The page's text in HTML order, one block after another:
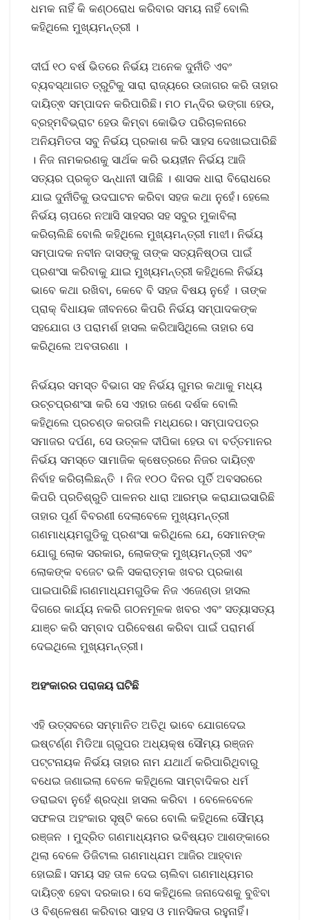
ଧମକ ନାହିଁ କି କଣ୍ଠରୋଧ କରିବାର ସମୟ ନାହିଁ ବୋଲି
କହିଥିଲେ ମୁଖ୍ୟମନ୍ତ୍ରୀ ।
ଦୀର୍ଘ ୧୦ ବର୍ଷ ଭିତରେ ନିର୍ଭୟ ଅନେକ ଦୁର୍ନୀତି ଏବଂ
ବ୍ୟବସ୍ଥାଗତ ତ୍ରୁଟିକୁ ସାରା ରାଜ୍ୟରେ ଉଜାଗର କରି ତାହାର
ଦାୟିତ୍ଵ ସମ୍ପାଦନ କରିପାରିଛି। ମଠ ମନ୍ଦିର ଭଙ୍ଗା ହେଉ,
ବ୍ରହ୍ମବିଭ୍ରାଟ ହେଉ କିମ୍ବା କୋଭିଡ ପରିଚାଳନାରେ
ଅନିୟମିତତା ସବୁ ନିର୍ଭୟ ପ୍ରକାଶ କରି ସାହସ ଦେଖାଇପାରିଛି
। ନିଜ ନାମକରଣକୁ ସାର୍ଥକ କରି ଭୟହୀନ ନିର୍ଭୟ ଆଜି
ସତ୍ୟର ପ୍ରକୃତ ସନ୍ଧାନୀ ସାଜିଛି । ଶାସକ ଧାରା ବିରୋଧରେ
ଯାଇ ଦୁର୍ନୀତିକୁ ଉଦଘାଟନ କରିବା ସହଜ କଥା ନୁହେଁ। ହେଲେ
ନିର୍ଭୟ ଚାପରେ ନଆସି ସାହସର ସହ ସବୁର ମୁକାବିଲା
କରିଚାଲିଛି ବୋଲି କହିଥିଲେ ମୁଖ୍ୟମନ୍ତ୍ରୀ ମାଝୀ। ନିର୍ଭୟ
ସମ୍ପାଦକ ନବୀନ ଦାସଙ୍କୁ ତାଙ୍କ ସତ୍ୟନିଷ୍ଠତା ପାଇଁ
ପ୍ରଶଂସା କରିବାକୁ ଯାଇ ମୁଖ୍ୟମନ୍ତ୍ରୀ କହିଥିଲେ ନିର୍ଭୟ
ଭାବେ କଥା ରଖିବା, କେବେ ବି ସହଜ ବିଷୟ ନୁହେଁ । ତାଙ୍କ
ପ୍ରାକ୍ ବିଧାୟକ ଜୀବନରେ କିପରି ନିର୍ଭୟ ସମ୍ପାଦକଙ୍କ
ସ‌ହଯୋଗ ଓ ପରାମର୍ଶ ହାସଲ କରିଆସିଥିଲେ ତାହାର ସେ
କରିଥିଲେ ଅବତାରଣା ।
ନିର୍ଭୟର ସମସ୍ତ ବିଭାଗ ସହ ନିର୍ଭୟ ଗୁମର କଥାକୁ ମଧ୍ୟ
ଉଚ୍ଚପ୍ରଶଂସା କରି ସେ ଏହାର ଜଣେ ଦର୍ଶକ ବୋଲି
କହିଥିଲେ ପ୍ରଚଣ୍ଡ କରତାଳି ମଧ୍ଯରେ। ସମ୍ପାଦପତ୍ର
ସମାଜର ଦର୍ପଣ, ସେ ଉତ୍କଳ ଦୀପିକା ହେଉ ବା ବର୍ତ୍ତମାନର
ନିର୍ଭୟ ସମସ୍ତେ ସାମାଜିକ କ୍ଷେତ୍ରରେ ନିଜର ଦାୟିତ୍ଵ
ନିର୍ବାହ କରିଚାଲିଛନ୍ତି । ନିଜ ୧୦୦ ଦିନର ପୂର୍ତି ଅବସରରେ
କିପରି ପ୍ରତିଶ୍ରୁତି ପାଳନର ଧାରା ଆରମ୍ଭ କରାଯାଇସାରିଛି
ତାହାର ପୂର୍ଣ ବିବରଣୀ ଦେଲାବେଳେ ମୁଖ୍ୟମନ୍ତ୍ରୀ
ଗଣମାଧ୍ୟମଗୁଡିକୁ ପ୍ରଶଂସା କରିଥିଲେ ଯେ, ସେମାନଙ୍କ
ଯୋଗୁ ଲୋକ ସରକାର, ଲୋକଙ୍କ ମୁଖ୍ୟମନ୍ତ୍ରୀ ଏବଂ
ଲୋକଙ୍କ ବଜେଟ ଭଳି ସକରାତ୍ମକ ଖବର ପ୍ରକାଶ
ପାଇପାରିଛି।ଗଣମାଧ୍ଯମଗୁଡିକ ନିଜ ଏଜେଣ୍ଡା ହାସଲ
ଦିଗରେ କାର୍ଯ୍ୟ ନକରି ଗଠନମୂଳକ ଖବର ଏବଂ ସତ୍ୟାସତ୍ୟ
ଯାଞ୍ଚ କରି ସମ୍ବାଦ ପରିବେଷଣ କରିବା ପାଇଁ ପରାମର୍ଶ
ଦେଇଥିଲେ ମୁଖ୍ୟମନ୍ତ୍ରୀ।
ଅହଂକାରର ପରାଜୟ ଘଟିଛି
ଏହି ଉତ୍ସବରେ ସମ୍ମାନିତ ଅତିଥି ଭାବେ ଯୋଗଦେଇ
ଇଷ୍ଟର୍ଣ୍ଣ ମିଡିଆ ଗ୍ରୁପର ଅଧ୍ୟକ୍ଷ ସୌମ୍ୟ ରଞ୍ଜନ
ପଟ୍ଟନାୟକ ନିର୍ଭୟ ତାହାର ନାମ ଯଥାର୍ଥ କରିପାରିଥିବାରୁ
ବଧେଇ ଜଣାଇଲା ବେଳେ କହିଥିଲେ ସାମ୍ବାଦିକର ଧର୍ମ
ଡରାଇବା ନୁହେଁ ଶ୍ରଦ୍ଧା ହାସଲ କରିବା । ବେଳେବେଳେ
ସଫଳତା ଅହଂକାର ସୃଷ୍ଟି କରେ ବୋଲି କହିଥିଲେ ସୌମ୍ୟ
ରଞ୍ଜନ । ମୁଦ୍ରିତ ଗଣମାଧ୍ୟମର ଭବିଷ୍ୟତ ଆଶଙ୍କାରେ
ଥିଲା ବେଳେ ଡିଜିଟାଲ ଗଣମାଧ୍ଯମ ଆଜିର ଆହ୍ବାନ
ହୋଇଛି। ସମୟ ସହ ତାଳ ଦେଇ ଚାଲିବା ଗଣମାଧ୍ୟମର
ଦାୟିତ୍ଵ ହେବା ଦରକାର। ସେ କହିଥିଲେ ଜନାଦେଶକୁ ବୁଝିବା
ଓ ବିଶ୍ଳେଷଣ କରିବାର ସାହସ ଓ ମାନସିକତା ରହୁନାହିଁ।